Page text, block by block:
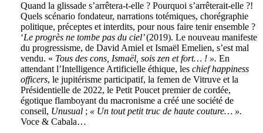
Quand la glissade s’arrêtera-t-elle ? Pourquoi s’arrêterait-elle ?!
Quels scénario fondateur, narrations totémiques, chorégraphie
politique, préceptes et interdits, pour nous faire tenir ensemble ?
‘Le progrès ne tombe pas du ciel’(2019). Le nouveau manifeste
du progressisme, de David Amiel et Ismaël Emelien, s’est mal
vendu. « Tous des cons, Ismaël, sois zen et fort… ! ». En
attendant l’Intelligence Artificielle éthique, les chief happiness
officers, le jupitérisme participatif, la femen de Vitruve et la
Présidentielle de 2022, le Petit Poucet premier de cordée,
égotique flamboyant du macronisme a créé une société de
conseil, Unusual ; « Un tout petit truc de haute couture… ».
Voce & Cabala…